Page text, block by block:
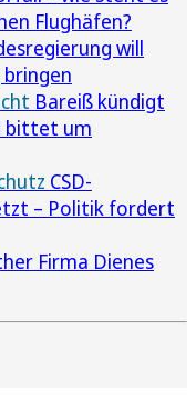
Flughäfen?
will
Bareiß kündigt
bittet um
CSD-
– Politik fordert
Firma Dienes